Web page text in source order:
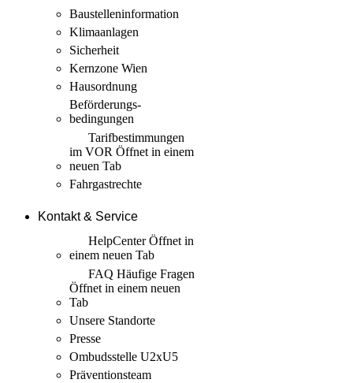
Baustellen­information
Klimaanlagen
Sicherheit
Kernzone Wien
Hausordnung
Beförderungs­
bedingungen
Tarif­bestimmungen
im VOR Öffnet in einem
neuen Tab
Fahrgastrechte
Kontakt & Service
HelpCenterÖffnet in
einem neuen Tab
FAQ Häufige Fragen
Öffnet in einem neuen
Tab
Unsere Standorte
Presse
Ombudsstelle U2xU5
Präventionsteam